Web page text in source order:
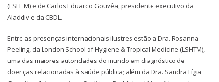
(LSHTM) e de Carlos Eduardo Gouvêa, presidente executivo da
Aladdiv e da CBDL.
Entre as presenças internacionais ilustres estão a Dra. Rosanna
Peeling, da London School of Hygiene & Tropical Medicine (LSHTM),
uma das maiores autoridades do mundo em diagnóstico de
doenças relacionadas à saúde pública; além da Dra. Sandra Lígia